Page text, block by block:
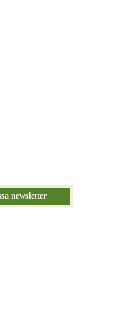
newsletter